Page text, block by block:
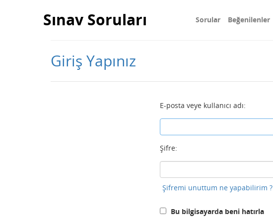
Sınav Soruları Sorular Beğenilenler
Giriş Yapınız
E-posta veye kullanıcı adı:
Şifre:
Şifremi unuttum ne yapabilirim ?
Bu bilgisayarda beni hatırla